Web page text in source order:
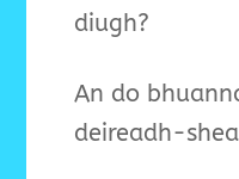
diugh?
An do
deireadh-